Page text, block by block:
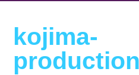
kojima-